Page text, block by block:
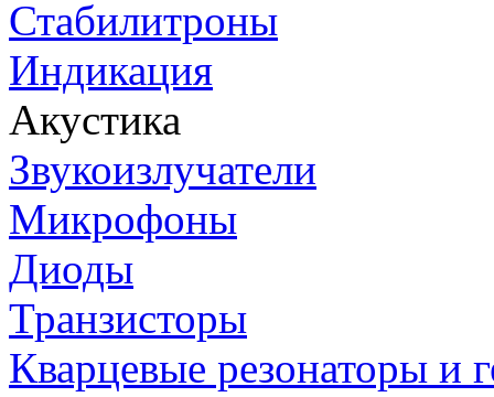
Стабилитроны
Индикация
Акустика
Звукоизлучатели
Микрофоны
Диоды
Транзисторы
Кварцевые резонаторы и